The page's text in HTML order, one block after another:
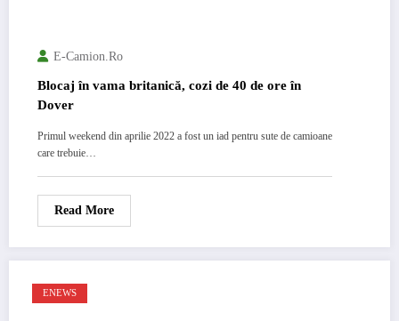
E-Camion.ro
Blocaj în vama britanică, cozi de 40 de ore în
Dover
Primul weekend din aprilie 2022 a fost un iad pentru sute de camioane
care trebuie…
Read More
ENEWS